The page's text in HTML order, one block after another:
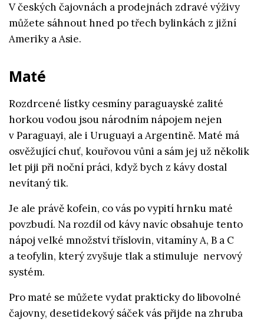
V českých čajovnách a prodejnách zdravé výživy
můžete sáhnout hned po třech bylinkách z jižní
Ameriky a Asie.
Maté
Rozdrcené lístky cesmíny paraguayské zalité
horkou vodou jsou národním nápojem nejen
v Paraguayi, ale i Uruguayi a Argentině. Maté má
osvěžující chuť, kouřovou vůni a sám jej už několik
let piji při noční práci, když bych z kávy dostal
nevítaný tik.
Je ale právě kofein, co vás po vypití hrnku maté
povzbudí. Na rozdíl od kávy navíc obsahuje tento
nápoj velké množství tříslovin, vitamíny A, B a C
a teofylin, který zvyšuje tlak a stimuluje nervový
systém.
Pro maté se můžete vydat prakticky do libovolné
čajovny, desetidekový sáček vás přijde na zhruba